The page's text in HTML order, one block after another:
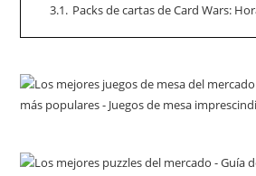
3.1. Packs de cartas de Card Wars: